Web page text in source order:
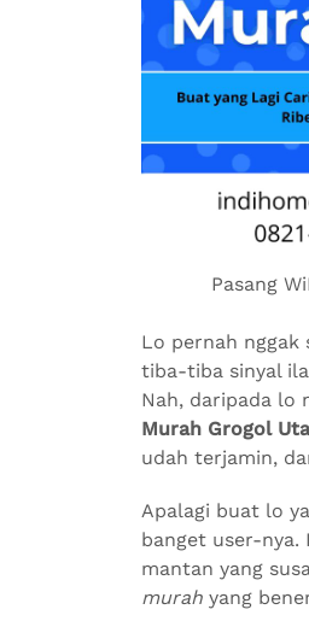
Pasang
Lo pernah nggak
tiba-tiba sinyal
Nah, daripada lo
Murah Grogol
udah terjamin,
Apalagi buat lo
banget user-
mantan yang
murah yang